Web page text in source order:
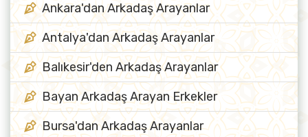
Ankara'dan Arkadaş Arayanlar
Antalya'dan Arkadaş Arayanlar
Balıkesir'den Arkadaş Arayanlar
Bayan Arkadaş Arayan Erkekler
Bursa'dan Arkadaş Arayanlar